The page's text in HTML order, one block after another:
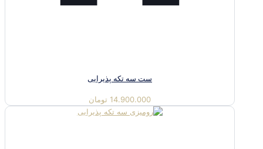
ست سه تکه پذیرایی
14.900.000 تومان